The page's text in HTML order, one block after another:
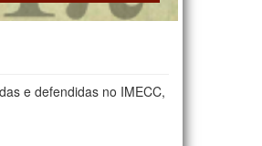
e defendidas no IMECC,